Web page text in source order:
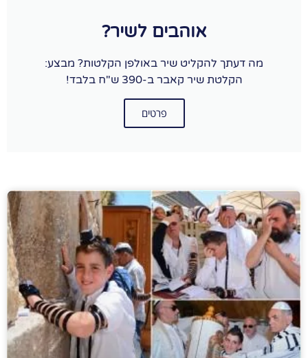
אוהבים לשיר?
מה דעתך להקליט שיר באולפן הקלטות? מבצע:
הקלטת שיר קאבר ב-390 ש"ח בלבד!
פרטים